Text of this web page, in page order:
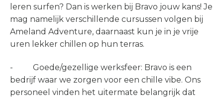
leren surfen? Dan is werken bij Bravo jouw kans! Je
mag namelijk verschillende cursussen volgen bij
Ameland Adventure, daarnaast kun je in je vrije
uren lekker chillen op hun terras.
- Goede/gezellige werksfeer: Bravo is een
bedrijf waar we zorgen voor een chille vibe. Ons
personeel vinden het uitermate belangrijk dat